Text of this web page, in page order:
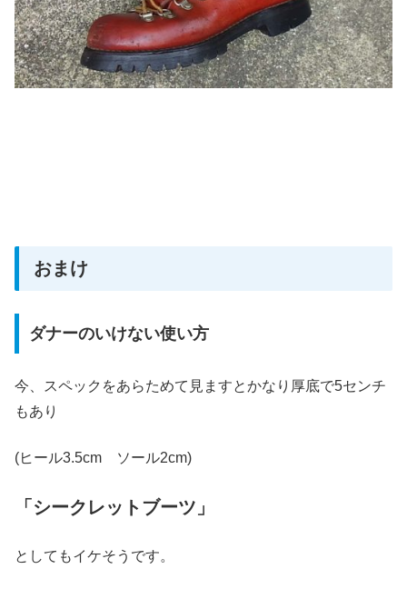
おまけ
ダナーのいけない使い方
今、スペックをあらためて見ますとかなり厚底で5センチ
もあり
(ヒール3.5cm ソール2cm)
「シークレットブーツ」
としてもイケそうです。